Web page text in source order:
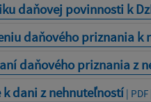
daňovej povinnosti k
daňového priznania k
daňového priznania z
dani z nehnuteľností |